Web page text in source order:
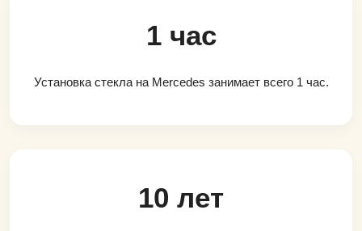
1 час
Установка стекла на Mercedes занимает всего 1 час.
10 лет